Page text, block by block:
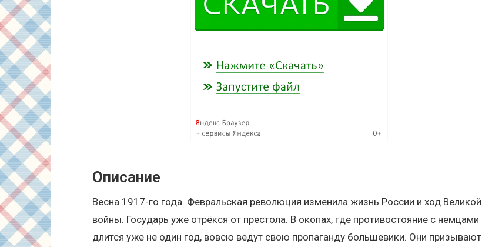
Описание
Весна 1917-го года. Февральская революция изменила жизнь России и ход Великой
войны. Государь уже отрёкся от престола. В окопах, где противостояние с немцами
длится уже не один год, вовсю ведут свою пропаганду большевики. Они призывают